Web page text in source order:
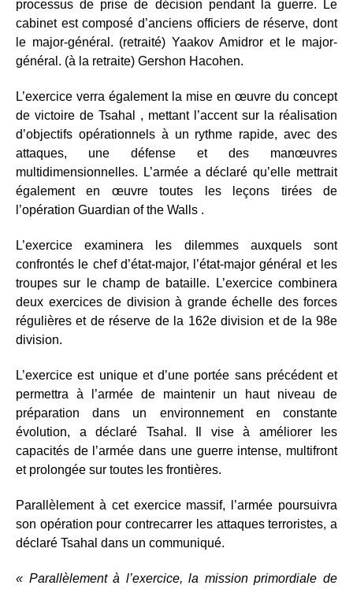
processus de prise de décision pendant la guerre. Le
cabinet est composé d’anciens officiers de réserve, dont
le major-général. (retraité) Yaakov Amidror et le major-
général. (à la retraite) Gershon Hacohen.
L’exercice verra également la mise en œuvre du concept
de victoire de Tsahal , mettant l’accent sur la réalisation
d’objectifs opérationnels à un rythme rapide, avec des
attaques, une défense et des manœuvres
multidimensionnelles. L’armée a déclaré qu’elle mettrait
également en œuvre toutes les leçons tirées de
l’opération Guardian of the Walls .
L’exercice examinera les dilemmes auxquels sont
confrontés le chef d’état-major, l’état-major général et les
troupes sur le champ de bataille. L’exercice combinera
deux exercices de division à grande échelle des forces
régulières et de réserve de la 162e division et de la 98e
division.
L’exercice est unique et d’une portée sans précédent et
permettra à l’armée de maintenir un haut niveau de
préparation dans un environnement en constante
évolution, a déclaré Tsahal. Il vise à améliorer les
capacités de l’armée dans une guerre intense, multifront
et prolongée sur toutes les frontières.
Parallèlement à cet exercice massif, l’armée poursuivra
son opération pour contrecarrer les attaques terroristes, a
déclaré Tsahal dans un communiqué.
« Parallèlement à l’exercice, la mission primordiale de